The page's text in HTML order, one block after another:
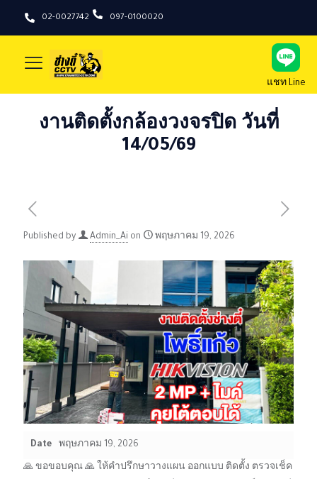
02-0027742 097-0100020
แชท Line
งานติดตั้งกล้องวงจรปิด วันที่
14/05/69
Published by Admin_Ai on พฤษภาคม 19, 2026
Date พฤษภาคม 19, 2026
🙏 ขอขอบคุณ 🙏 ให้คำปรึกษาวางแผน ออกแบบ ติดตั้ง ตรวจเช็ค